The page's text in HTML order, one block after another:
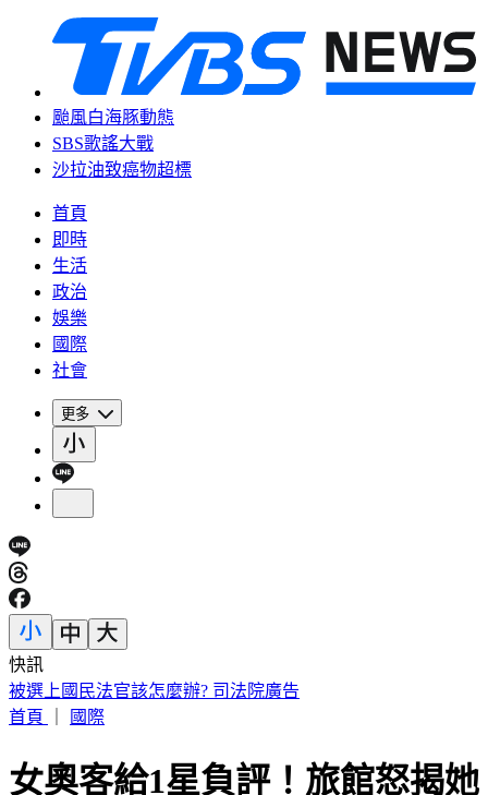
颱風白海豚動態
SBS歌謠大戰
沙拉油致癌物超標
首頁
即時
生活
政治
娛樂
國際
社會
更多
快訊
退休軍公教月退金傳加碼近6％ 行政院：最晚10月與立院溝
通